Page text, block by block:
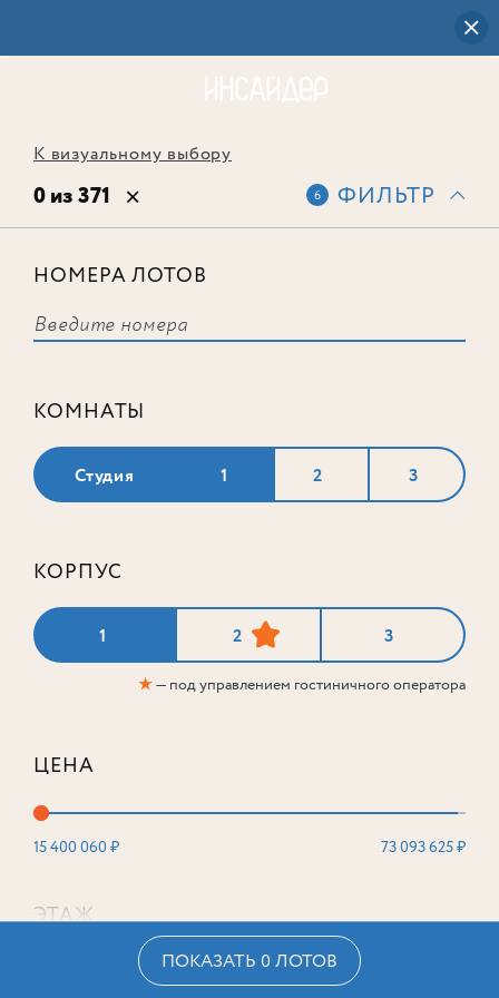
К визуальному выбору
0 из 371 6 ФИЛЬТР
НОМЕРА ЛОТОВ
КОМНАТЫ
Студия 1 2 3
КОРПУС
1 2 3
★— под управлением гостиничного оператора
ЦЕНА
15 400 060 ₽ 73 093 625 ₽
ЭТАЖ
ПОКАЗАТЬ 0 ЛОТОВ
соответствует ни одного лота